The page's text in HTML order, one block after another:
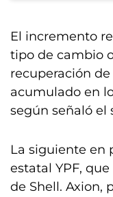
El incremento
tipo de cambio
recuperación
acumulado en
según señaló el
La siguiente en
estatal YPF,
de Shell. Axion,